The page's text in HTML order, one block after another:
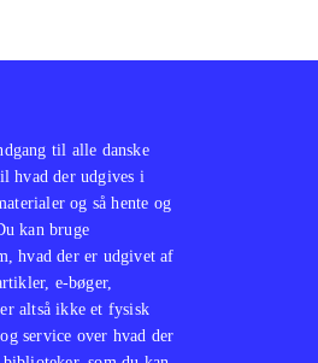
til alle danske
hvad der udgives i
og så hente og
kan bruge
hvad der er udgivet af
e-bøger,
altså ikke et fysisk
service over hvad der